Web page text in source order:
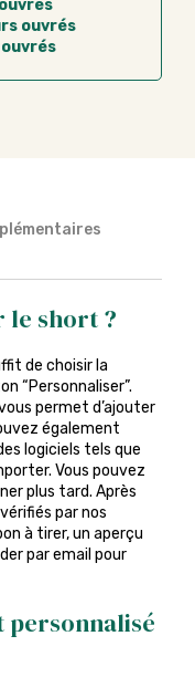
ouvrés
le short ?
de choisir la
“Personnaliser”.
permet d’ajouter
également
logiciels tels que
Vous pouvez
plus tard. Après
par nos
à tirer, un aperçu
par email pour